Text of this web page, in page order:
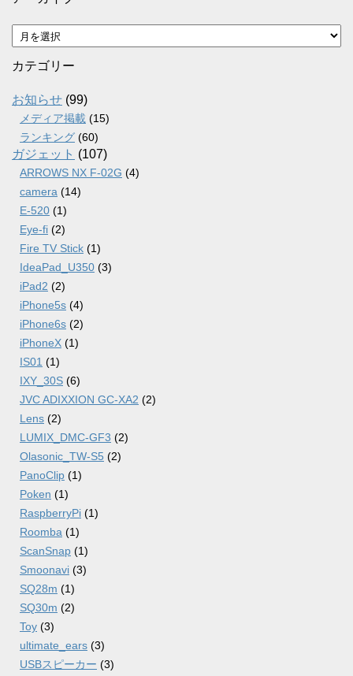
ア
ー
カ
ブ
カテゴリー
お知らせ (99)
メディア掲載 (15)
ランキング (60)
ガジェット (107)
ARROWS NX F-02G (4)
camera (14)
E-520 (1)
Eye-fi (2)
Fire TV Stick (1)
IdeaPad_U350 (3)
iPad2 (2)
iPhone5s (4)
iPhone6s (2)
iPhoneX (1)
IS01 (1)
IXY_30S (6)
JVC ADIXXION GC-XA2 (2)
Lens (2)
LUMIX_DMC-GF3 (2)
Olasonic_TW-S5 (2)
PanoClip (1)
Poken (1)
RaspberryPi (1)
Roomba (1)
ScanSnap (1)
Smoonavi (3)
SQ28m (1)
SQ30m (2)
Toy (3)
ultimate_ears (3)
USBスピーカー (3)